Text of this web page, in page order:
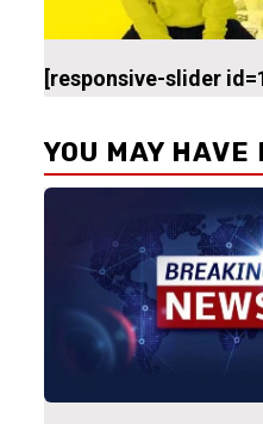
[responsive-slider
YOU MAY HAVE